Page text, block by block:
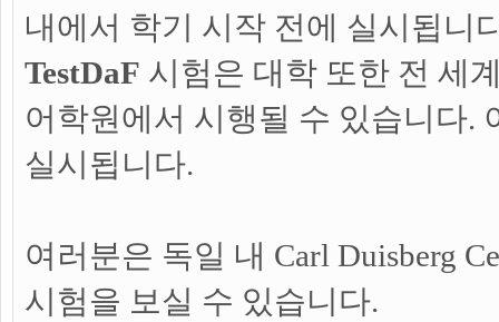
내에서 학기 시작 전에 실시됩니
TestDaF 시험은 대학 또한 전 세
어학원에서 시행될 수 있습니다.
실시됩니다.
여러분은 독일 내 Carl Duisberg
시험을 보실 수 있습니다.